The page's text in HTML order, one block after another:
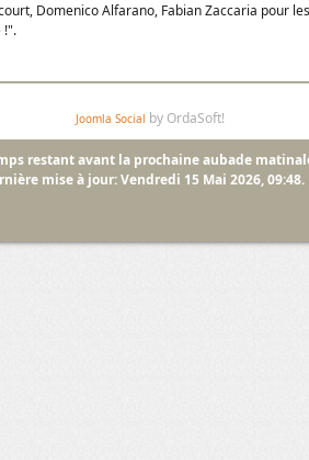
Domenico Alfarano, Fabian Zaccaria pour
!".
Joomla Social by OrdaSoft!
restant avant la prochaine aubade
mise à jour: Vendredi 15 Mai 2026, 09:48.